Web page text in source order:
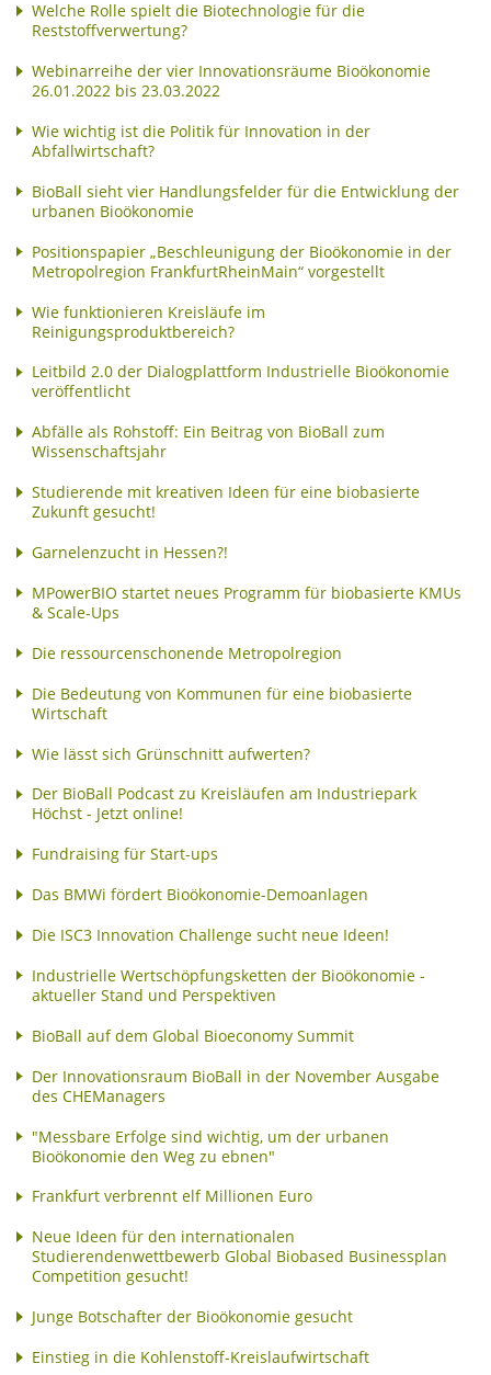
Welche Rolle spielt die Biotechnologie für die
Reststoffverwertung?
Webinarreihe der vier Innovationsräume Bioökonomie
26.01.2022 bis 23.03.2022
Wie wichtig ist die Politik für Innovation in der
Abfallwirtschaft?
BioBall sieht vier Handlungsfelder für die Entwicklung der
urbanen Bioökonomie
Positionspapier „Beschleunigung der Bioökonomie in der
Metropolregion FrankfurtRheinMain“ vorgestellt
Wie funktionieren Kreisläufe im
Reinigungsproduktbereich?
Leitbild 2.0 der Dialogplattform Industrielle Bioökonomie
veröffentlicht
Abfälle als Rohstoff: Ein Beitrag von BioBall zum
Wissenschaftsjahr
Studierende mit kreativen Ideen für eine biobasierte
Zukunft gesucht!
Garnelenzucht in Hessen?!
MPowerBIO startet neues Programm für biobasierte KMUs
& Scale-Ups
Die ressourcenschonende Metropolregion
Die Bedeutung von Kommunen für eine biobasierte
Wirtschaft
Wie lässt sich Grünschnitt aufwerten?
Der BioBall Podcast zu Kreisläufen am Industriepark
Höchst - Jetzt online!
Fundraising für Start-ups
Das BMWi fördert Bioökonomie-Demoanlagen
Die ISC3 Innovation Challenge sucht neue Ideen!
Industrielle Wertschöpfungsketten der Bioökonomie -
aktueller Stand und Perspektiven
BioBall auf dem Global Bioeconomy Summit
Der Innovationsraum BioBall in der November Ausgabe
des CHEManagers
"Messbare Erfolge sind wichtig, um der urbanen
Bioökonomie den Weg zu ebnen"
Frankfurt verbrennt elf Millionen Euro
Neue Ideen für den internationalen
Studierendenwettbewerb Global Biobased Businessplan
Competition gesucht!
Junge Botschafter der Bioökonomie gesucht
Einstieg in die Kohlenstoff-Kreislaufwirtschaft